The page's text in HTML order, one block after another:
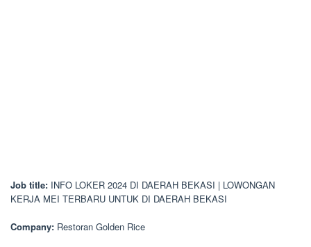
Job title: INFO LOKER 2024 DI DAERAH BEKASI | LOWONGAN
KERJA MEI TERBARU UNTUK DI DAERAH BEKASI
Company: Restoran Golden Rice